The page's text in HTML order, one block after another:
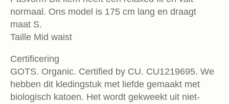
normaal. Ons model is 175 cm lang en draagt
maat S.
Taille Mid waist
Certificering
GOTS. Organic. Certified by CU. CU1219695. We
hebben dit kledingstuk met liefde gemaakt met
biologisch katoen. Het wordt gekweekt uit niet-